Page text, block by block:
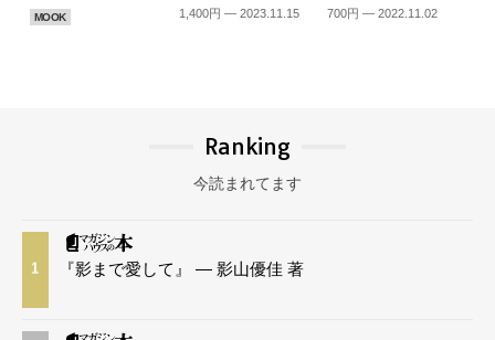
MOOK 1,400円 — 2023.11.15 700円 — 2022.11.02
Ranking
今読まれてます
1 『影まで愛して』 — 影山優佳 著